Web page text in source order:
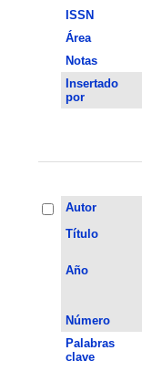
ISSN
Área
Notas
Insertado
por
Autor
Título
Año
Número
Palabras
clave